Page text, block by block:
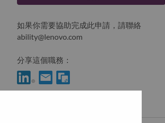
如果你需要協助完成此申請，請聯絡
ability@lenovo.com
分享這個職務：
使用 LinkedIn 分享 Engineer, AI Application
透過電子郵件分享 Engineer, AI